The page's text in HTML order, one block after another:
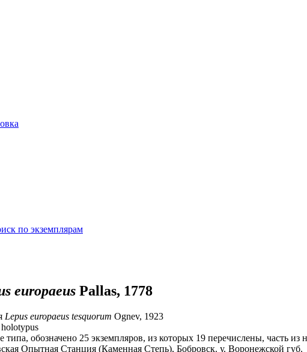
по экземплярам
europaeus Pallas, 1778
Lepus europaeus tesquorum Ognev, 1923
holotypus
типа, обозначено 25 экземпляров, из которых 19 перечислены, часть
Опытная Станция (Каменная Степь), Бобровск. у. Воронежской губ.